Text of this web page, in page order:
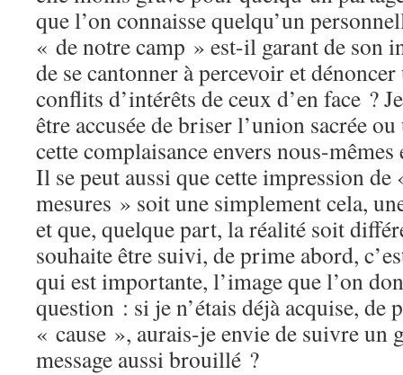
que l’on connaisse quelqu’un
« de notre camp » est-il garant de son
de se cantonner à percevoir et
conflits d’intérêts de ceux d’en face ?
être accusée de briser l’union sacrée
cette complaisance envers nous-
Il se peut aussi que cette impression
mesures » soit une simplement cela,
et que, quelque part, la réalité soit
souhaite être suivi, de prime abord,
qui est importante, l’image que l’on
question : si je n’étais déjà acquise, de
« cause », aurais-je envie de suivre un
message aussi brouillé ?